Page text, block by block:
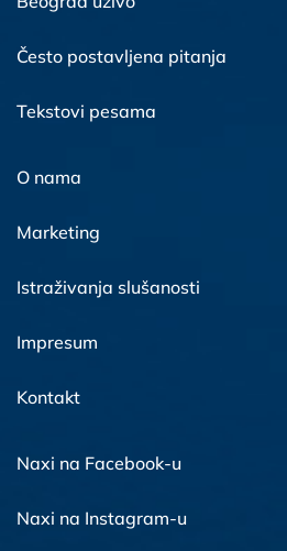
Često postavljena pitanja
Tekstovi pesama
O nama
Marketing
Istraživanja slušanosti
Impresum
Kontakt
Naxi na Facebook-u
Naxi na Instagram-u